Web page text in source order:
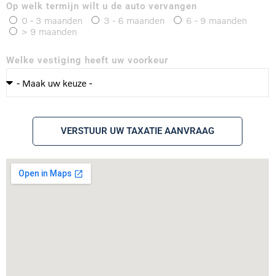
Op welk termijn wilt u de auto vervangen
0 - 3 maanden
3 - 6 maanden
6 - 9 maanden
> 9 maanden
Welke vestiging heeft uw voorkeur
VERSTUUR UW TAXATIE AANVRAAG